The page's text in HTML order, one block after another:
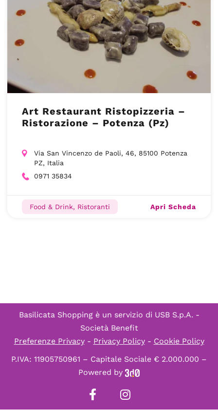
Art Restaurant Ristopizzeria –
Ristorazione – Potenza (Pz)
Via San Vincenzo de Paoli, 46, 85100 Potenza
PZ, Italia
0971 35834
Food & Drink, Ristoranti Apri Scheda
Basilicata Shopping è un servizio di USB S.p.A. -
Società Benefit
Preferenze Privacy- Privacy Policy- Cookie Policy
P.IVA: 11905750961 – Capitale Sociale € 2.000.000 –
Powered by